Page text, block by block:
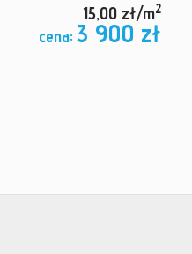
15,00 zł/m2
cena: 3 900 zł